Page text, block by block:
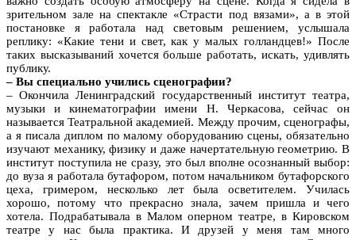
зрительном зале на спектакле «Страсти под вязами», а в этой
постановке я работала над световым решением, услышала
реплику: «Какие тени и свет, как у малых голландцев!» После
таких высказываний хочется больше работать, искать, удивлять
публику.
– Вы специально учились сценографии?
– Окончила Ленинградский государственный институт театра,
музыки и кинематографии имени Н. Черкасова, сейчас он
называется Театральной академией. Между прочим, сценографы,
а я писала диплом по малому оборудованию сцены, обязательно
изучают механику, физику и даже начертательную геометрию. В
институт поступила не сразу, это был вполне осознанный выбор:
до вуза я работала бутафором, потом начальником бутафорского
цеха, гримером, несколько лет была осветителем. Училась
хорошо, потому что прекрасно знала, зачем пришла и чего
хотела. Подрабатывала в Малом оперном театре, в Кировском
театре у нас была практика. И друзей у меня там много